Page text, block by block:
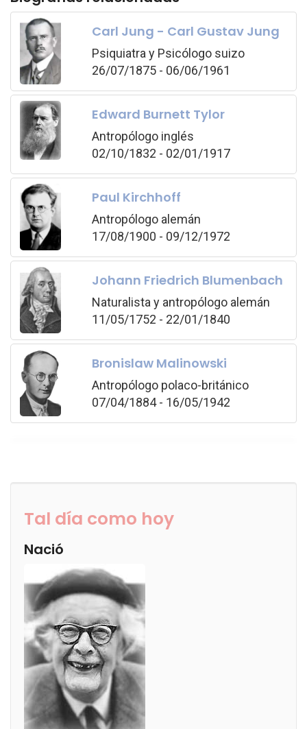
Carl Jung - Carl Gustav Jung
Psiquiatra y Psicólogo suizo
26/07/1875 - 06/06/1961
Edward Burnett Tylor
Antropólogo inglés
02/10/1832 - 02/01/1917
Paul Kirchhoff
Antropólogo alemán
17/08/1900 - 09/12/1972
Johann Friedrich Blumenbach
Naturalista y antropólogo alemán
11/05/1752 - 22/01/1840
Bronislaw Malinowski
Antropólogo polaco-británico
07/04/1884 - 16/05/1942
Tal día como hoy
Nació